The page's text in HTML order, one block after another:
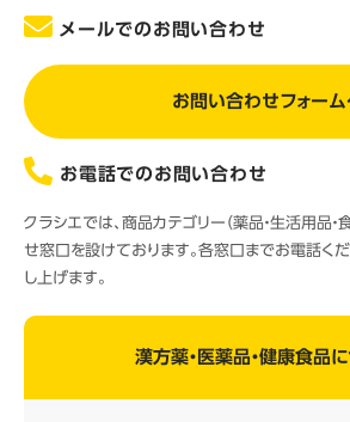
メールでのお問い合わせ
お問い合わせフォーム
お電話でのお問い合わせ
クラシエでは、商品カテゴリー（薬品・生活用品・
せ窓口を設けております。各窓口までお電話く
し上げます。
漢方薬・医薬品・健康食品